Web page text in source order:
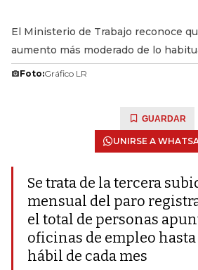
El Ministerio de Trabajo reconoce
aumento más moderado de lo
Foto:Gráfico LR
GUARDAR
UNIRSE A
Se trata de la tercera
mensual del paro
el total de personas
oficinas de empleo
hábil de cada mes